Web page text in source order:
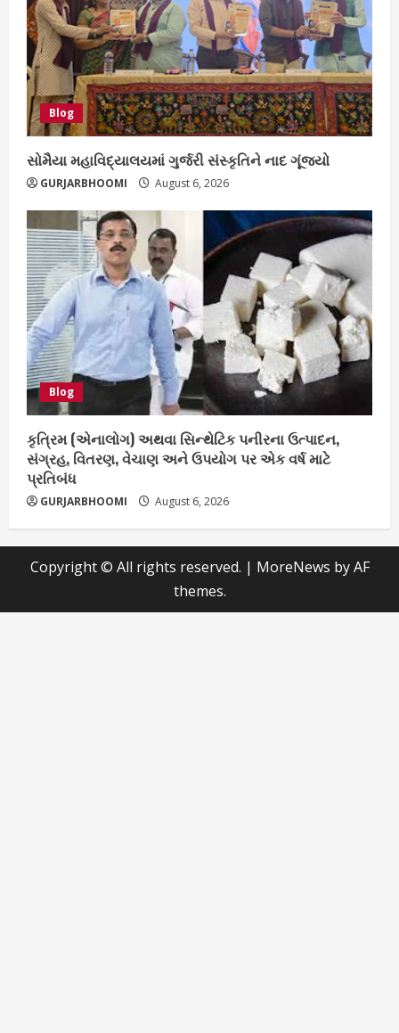
Blog
સોમૈયા મહાવિદ્યાલયમાં ગુર્જરી સંસ્કૃતિને નાદ ગૂંજ્યો
GURJARBHOOMI August 6, 2026
Blog
કૃત્રિમ (એનાલોગ) અથવા સિન્થેટિક પનીરના ઉત્પાદન,
સંગ્રહ, વિતરણ, વેચાણ અને ઉપયોગ પર એક વર્ષ માટે
પ્રતિબંધ
GURJARBHOOMI August 6, 2026
Copyright © All rights reserved. | MoreNews by AF
themes.